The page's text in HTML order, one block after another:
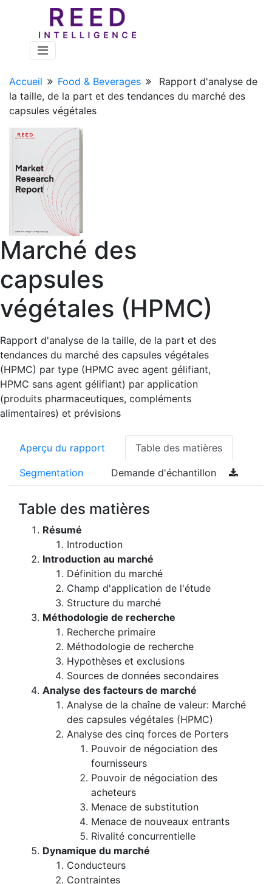
Accueil Food & Beverages
Rapport d'analyse de
la taille, de la part et des tendances du marché des
capsules végétales
Marché des
capsules
végétales (HPMC)
Rapport d'analyse de la taille, de la part et des
tendances du marché des capsules végétales
(HPMC) par type (HPMC avec agent gélifiant,
HPMC sans agent gélifiant) par application
(produits pharmaceutiques, compléments
alimentaires) et prévisions
Aperçu du rapport Table des matières
Segmentation Demande d'échantillon
Table des matières
Résumé
Introduction
Introduction au marché
Définition du marché
Champ d'application de l'étude
Structure du marché
Méthodologie de recherche
Recherche primaire
Méthodologie de recherche
Hypothèses et exclusions
Sources de données secondaires
Analyse des facteurs de marché
Analyse de la chaîne de valeur: Marché
des capsules végétales (HPMC)
Analyse des cinq forces de Porters
Pouvoir de négociation des
fournisseurs
Pouvoir de négociation des
acheteurs
Menace de substitution
Menace de nouveaux entrants
Rivalité concurrentielle
Dynamique du marché
Conducteurs
Contraintes